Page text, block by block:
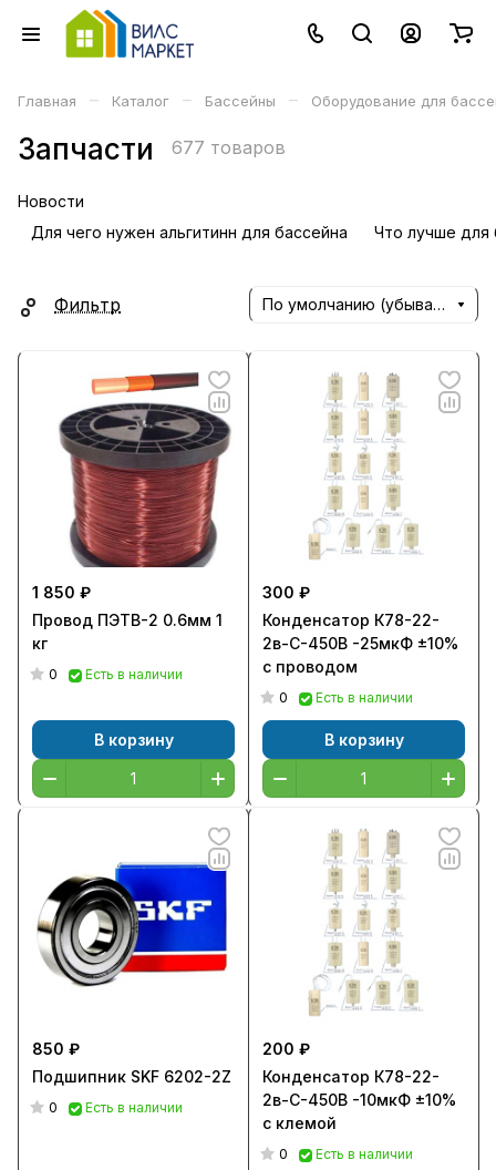
Главная – Каталог – Бассейны – Оборудование для
Запчасти 677 товаров
Новости
Для чего нужен альгитинн для бассейна
Что лучше для
Фильтр По умолчанию (убывание)
1 850 ₽
Провод ПЭТВ-2 0.6мм 1
кг
0 Есть в наличии
В корзину
300 ₽
Конденсатор К78-22-
2в-С-450В -25мкФ ±10%
с проводом
0 Есть в наличии
В корзину
850 ₽
Подшипник SKF 6202-2Z
0 Есть в наличии
200 ₽
Конденсатор К78-22-
2в-С-450В -10мкФ ±10%
с клемой
0 Есть в наличии